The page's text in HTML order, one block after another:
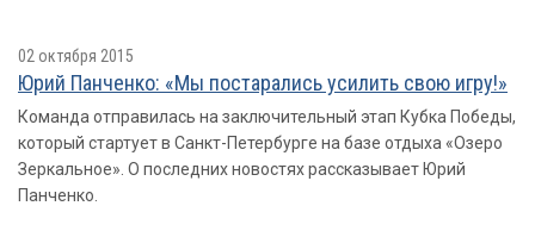
02 октября 2015
Юрий Панченко: «Мы постарались усилить свою игру!»
Команда отправилась на заключительный этап Кубка Победы,
который стартует в Санкт-Петербурге на базе отдыха «Озеро
Зеркальное». О последних новостях рассказывает Юрий
Панченко.